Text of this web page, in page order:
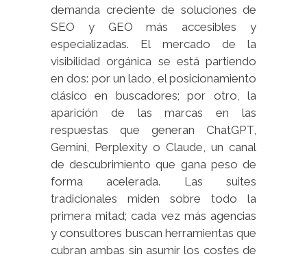
demanda creciente de soluciones de
SEO y GEO más accesibles y
especializadas. El mercado de la
visibilidad orgánica se está partiendo
en dos: por un lado, el posicionamiento
clásico en buscadores; por otro, la
aparición de las marcas en las
respuestas que generan ChatGPT,
Gemini, Perplexity o Claude, un canal
de descubrimiento que gana peso de
forma acelerada. Las suites
tradicionales miden sobre todo la
primera mitad; cada vez más agencias
y consultores buscan herramientas que
cubran ambas sin asumir los costes de